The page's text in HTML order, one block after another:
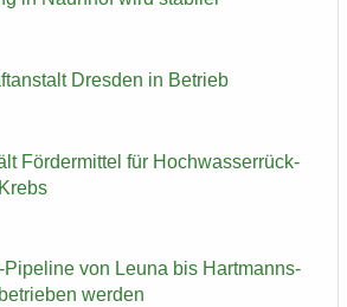
Dres­den in Be­trieb
För­der­mit­tel für Hoch­was­ser­rück­
​Pipeline von Leuna bis Hart­manns­
wer­den